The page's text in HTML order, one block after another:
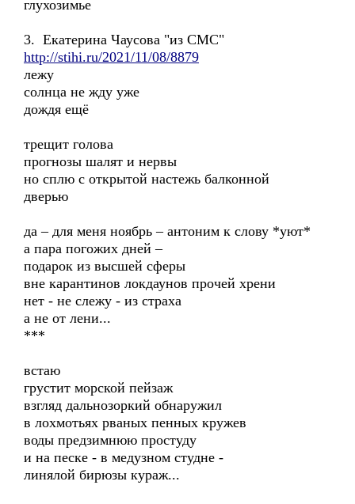
глухозимье
3. Екатерина Чаусова "из СМС"
http://stihi.ru/2021/11/08/8879
лежу
солнца не жду уже
дождя ещё
трещит голова
прогнозы шалят и нервы
но сплю с открытой настежь балконной
дверью
да – для меня ноябрь – антоним к слову *уют*
а пара погожих дней –
подарок из высшей сферы
вне карантинов локдаунов прочей хрени
нет - не слежу - из страха
а не от лени...
***
встаю
грустит морской пейзаж
взгляд дальнозоркий обнаружил
в лохмотьях рваных пенных кружев
воды предзимнюю простуду
и на песке - в медузном студне -
линялой бирюзы кураж...